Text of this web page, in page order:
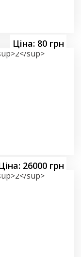
Ціна: 80 грн
26000 грн